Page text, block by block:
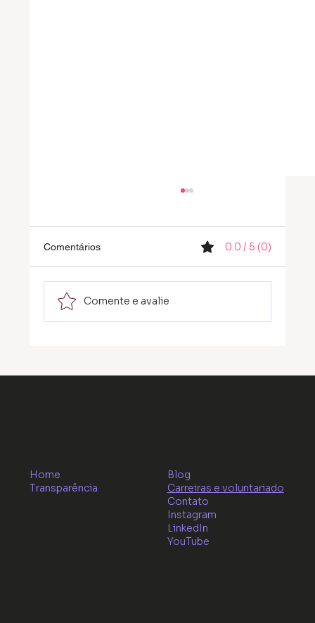
Comentários 0.0 / 5 (0)
Comente e avalie
Home
Transparência
Blog
Carreiras e voluntariado
Contato
Instagram
LinkedIn
YouTube